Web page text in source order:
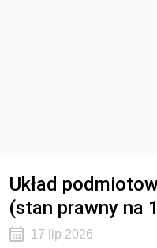
Układ
(stan prawny na
17 lip 2026